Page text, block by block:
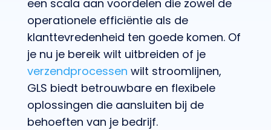
een scala aan voordelen die zowel de
operationele efficiëntie als de
klanttevredenheid ten goede komen. Of
je nu je bereik wilt uitbreiden of je
verzendprocessen wilt stroomlijnen,
GLS biedt betrouwbare en flexibele
oplossingen die aansluiten bij de
behoeften van je bedrijf.